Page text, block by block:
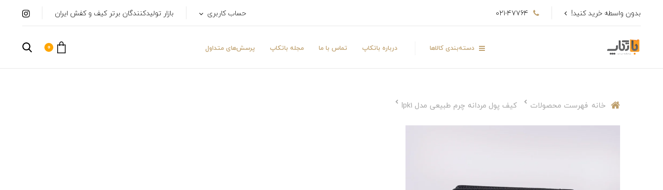
بدون واسطه خرید کنید! 021-47764 حساب کاربری بازار تولیدکنندگان برتر کیف و کفش ایران
دسته‌بندی کالاها درباره باتکاپ تماس با ما مجله باتکاپ پرسش‌های متداول 0
خانه فهرست محصولات کیف پول مردانه چرم طبیعی مدل lpk1